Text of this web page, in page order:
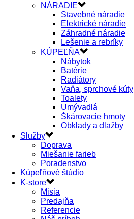
NÁRADIE
Stavebné náradie
Elektrické náradie
Záhradné náradie
Lešenie a rebríky
KÚPEĽŇA
Nábytok
Batérie
Radiátory
Vaňa, sprchové kúty
Toalety
Umývadlá
Škárovacie hmoty
Obklady a dlažby
Služby
Doprava
Miešanie farieb
Poradenstvo
Kúpeľňové štúdio
K-store
Misia
Predajňa
Referencie